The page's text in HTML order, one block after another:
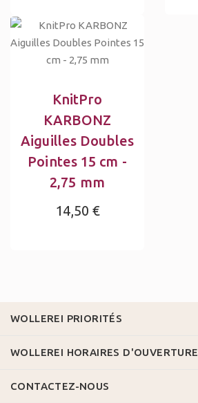
KnitPro
KARBONZ
Aiguilles Doubles
Pointes 15 cm -
2,75 mm
14,50 €
WOLLEREI PRIORITÉS
WOLLEREI HORAIRES D'OUVERTURE
CONTACTEZ-NOUS